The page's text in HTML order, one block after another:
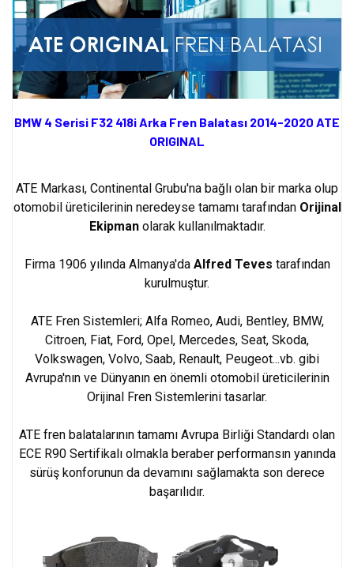
BMW 4 Serisi F32 418i Arka Fren Balatası 2014-2020 ATE
ORIGINAL
ATE Markası, Continental Grubu'na bağlı olan bir marka olup
otomobil üreticilerinin neredeyse tamamı tarafından Orijinal
Ekipmanolarak kullanılmaktadır.
Firma 1906 yılında Almanya'da Alfred Teves tarafından
kurulmuştur.
ATE Fren Sistemleri; Alfa Romeo, Audi, Bentley, BMW,
Citroen, Fiat, Ford, Opel, Mercedes, Seat, Skoda,
Volkswagen, Volvo, Saab, Renault, Peugeot...vb. gibi
Avrupa'nın ve Dünyanın en önemli otomobil üreticilerinin
Orijinal Fren Sistemlerini tasarlar.
ATE fren balatalarının tamamı Avrupa Birliği Standardı olan
ECE R90 Sertifikalı olmakla beraber performansın yanında
sürüş konforunun da devamını sağlamakta son derece
başarılıdır.